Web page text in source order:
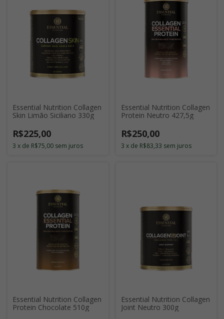
Essential Nutrition Collagen
Skin Limão Siciliano 330g
R$225,00
3 x de R$75,00 sem juros
Essential Nutrition Collagen
Protein Neutro 427,5g
R$250,00
3 x de R$83,33 sem juros
Essential Nutrition Collagen
Protein Chocolate 510g
Essential Nutrition Collagen
Joint Neutro 300g